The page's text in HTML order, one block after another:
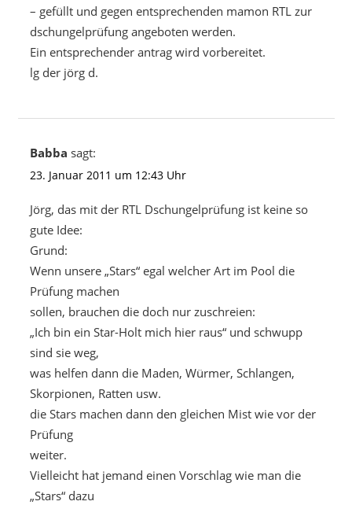
– gefüllt und gegen entsprechenden mamon RTL zur
dschungelprüfung angeboten werden.
Ein entsprechender antrag wird vorbereitet.
lg der jörg d.
Babba sagt:
23. Januar 2011 um 12:43 Uhr
Jörg, das mit der RTL Dschungelprüfung ist keine so
gute Idee:
Grund:
Wenn unsere „Stars“ egal welcher Art im Pool die
Prüfung machen
sollen, brauchen die doch nur zuschreien:
„Ich bin ein Star-Holt mich hier raus“ und schwupp
sind sie weg,
was helfen dann die Maden, Würmer, Schlangen,
Skorpionen, Ratten usw.
die Stars machen dann den gleichen Mist wie vor der
Prüfung
weiter.
Vielleicht hat jemand einen Vorschlag wie man die
„Stars“ dazu